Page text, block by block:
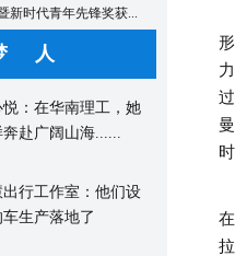
新时代青年先锋奖获...
人
悦：在华南理工，她
奔赴广阔山海......
出行工作室：他们设
生产落地了